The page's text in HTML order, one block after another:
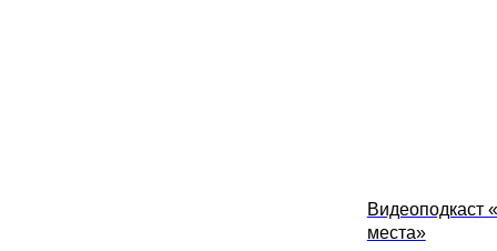
Видеоподкаст
места»